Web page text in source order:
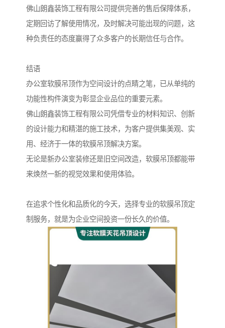
佛山朗鑫装饰工程有限公司提供完善的售后保障体系，
定期回访了解使用情况，及时解决可能出现的问题，这
种负责任的态度赢得了众多客户的长期信任与合作。
结语
办公室软膜吊顶作为空间设计的点睛之笔，已从单纯的
功能性构件演变为彰显企业品位的重要元素。
佛山朗鑫装饰工程有限公司凭借专业的材料知识、创新
的设计能力和精湛的施工技术，为客户提供集美观、实
用、经济于一体的软膜吊顶解决方案。
无论是新办公室装修还是旧空间改造，软膜吊顶都能带
来焕然一新的视觉效果和使用体验。
在追求个性化和品质化的今天，选择专业的软膜吊顶定
制服务，就是为企业空间投资一份长久的价值。